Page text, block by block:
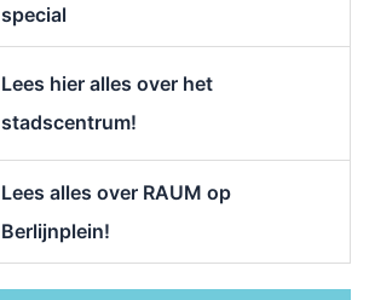
special
Lees hier alles over het
stadscentrum!
Lees alles over RAUM op
Berlijnplein!